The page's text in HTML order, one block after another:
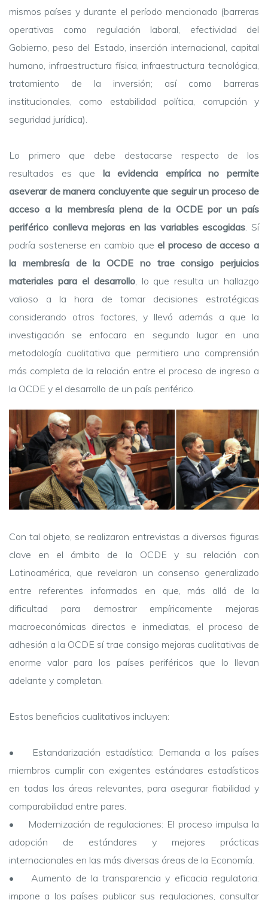
mismos países y durante el período mencionado (barreras
operativas como regulación laboral, efectividad del
Gobierno, peso del Estado, inserción internacional, capital
humano, infraestructura física, infraestructura tecnológica,
tratamiento de la inversión; así como barreras
institucionales, como estabilidad política, corrupción y
seguridad jurídica).
Lo primero que debe destacarse respecto de los
resultados es que la evidencia empírica no permite
aseverar de manera concluyente que seguir un proceso de
acceso a la membresía plena de la OCDE por un país
periférico conlleva mejoras en las variables escogidas . Sí
podría sostenerse en cambio queel proceso de acceso a
la membresía de la OCDE no trae consigo perjuicios
materiales para el desarrollo, lo que resulta un hallazgo
valioso a la hora de tomar decisiones estratégicas
considerando otros factores, y llevó además a que la
investigación se enfocara en segundo lugar en una
metodología cualitativa que permitiera una comprensión
más completa de la relación entre el proceso de ingreso a
la OCDE y el desarrollo de un país periférico.
Con tal objeto, se realizaron entrevistas a diversas figuras
clave en el ámbito de la OCDE y su relación con
Latinoamérica, que revelaron un consenso generalizado
entre referentes informados en que, más allá de la
dificultad para demostrar empíricamente mejoras
macroeconómicas directas e inmediatas, el proceso de
adhesión a la OCDE sí trae consigo mejoras cualitativas de
enorme valor para los países periféricos que lo llevan
adelante y completan.
Estos beneficios cualitativos incluyen:
• Estandarización estadística: Demanda a los países
miembros cumplir con exigentes estándares estadísticos
en todas las áreas relevantes, para asegurar fiabilidad y
comparabilidad entre pares.
• Modernización de regulaciones: El proceso impulsa la
adopción de estándares y mejores prácticas
internacionales en las más diversas áreas de la Economía.
• Aumento de la transparencia y eficacia regulatoria:
impone a los países publicar sus regulaciones, consultar